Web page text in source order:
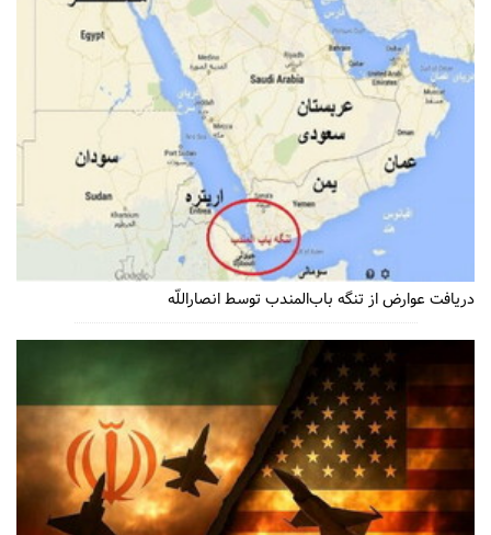
دریافت عوارض از تنگه باب‌المندب توسط انصاراللّه